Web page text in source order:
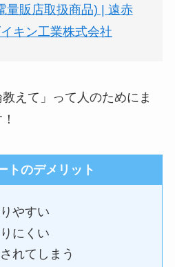
量販店取扱商品) | 遠赤
キン工業株式会社
教えて」って人のためにま
トのデメリット
やすい
にくい
れてしまう